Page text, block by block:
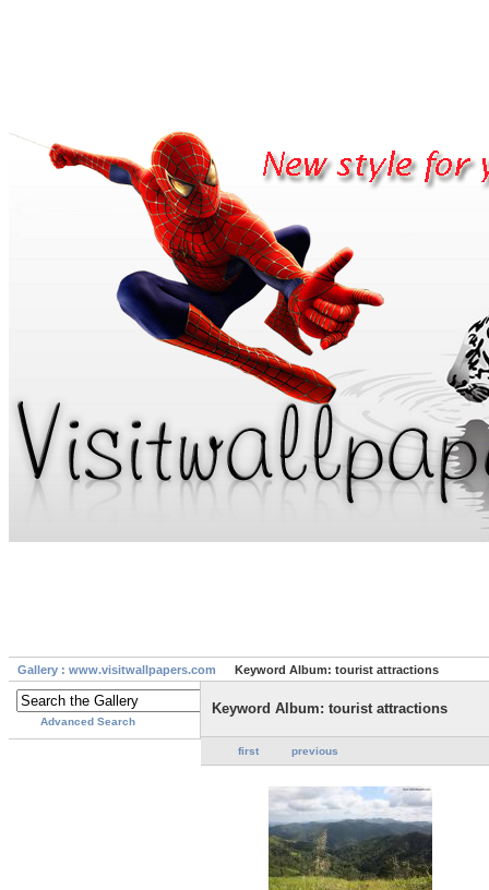
Gallery : www.visitwallpapers.com Keyword Album: tourist attractions
Advanced Search
Keyword Album: tourist attractions
first previous